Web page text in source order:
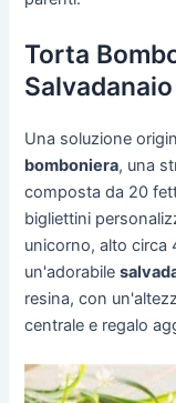
Torta
Salvadanaio
Una soluzione
bomboniera, una
composta da 20
bigliettini
unicorno, alto circa
un'adorabile
resina, con
centrale e regalo